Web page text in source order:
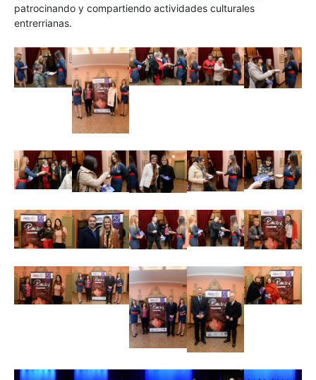
patrocinando y compartiendo actividades culturales
entrerrianas.